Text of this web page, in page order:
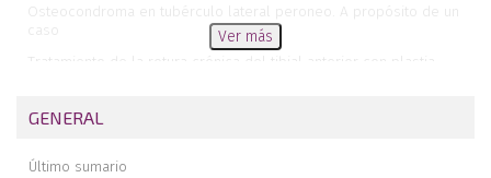
Osteocondroma en tubérculo lateral peroneo. A propósito de un
Tratamiento de la rotura crónica del tibial anterior con plastia
Comentario a Tratamiento de la rotura crónica del tibial anterior
con plastia tendinosa
Memoria de mi estancia formativa en la Unidad de Pie y Tobillo del
Ver más
GENERAL
Último sumario